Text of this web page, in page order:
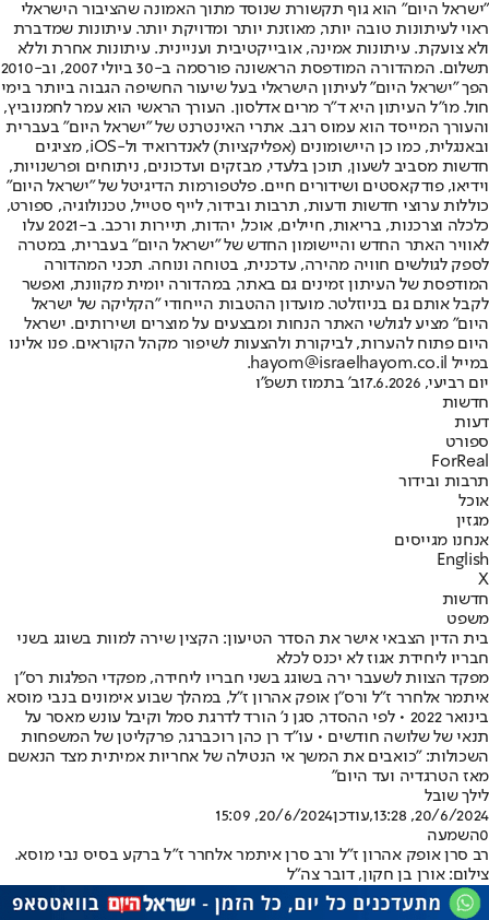
"ישראל היום" הוא גוף תקשורת שנוסד מתוך האמונה שהציבור הישראלי
ראוי לעיתונות טובה יותר, מאוזנת יותר ומדויקת יותר. עיתונות שמדברת
ולא צועקת. עיתונות אמינה, אובייקטיבית ועניינית. עיתונות אחרת וללא
תשלום. המהדורה המודפסת הראשונה פורסמה ב-30 ביולי 2007, וב-2010
הפך "ישראל היום" לעיתון הישראלי בעל שיעור החשיפה הגבוה ביותר בימי
חול. מו"ל העיתון היא ד"ר מרים אדלסון. העורך הראשי הוא עמר לחמנוביץ,
והעורך המייסד הוא עמוס רגב. אתרי האינטרנט של "ישראל היום" בעברית
ובאנגלית, כמו כן היישומונים (אפליקציות) לאנדרואיד ול-iOS, מציגים
חדשות מסביב לשעון, תוכן בלעדי, מבזקים ועדכונים, ניתוחים ופרשנויות,
וידיאו, פודקאסטים ושידורים חיים. פלטפורמות הדיגיטל של "ישראל היום"
כוללות ערוצי חדשות ודעות, תרבות ובידור, לייף סטייל, טכנולוגיה, ספורט,
כלכלה וצרכנות, בריאות, חיילים, אוכל, יהדות, תיירות ורכב. ב-2021 עלו
לאוויר האתר החדש והיישומון החדש של "ישראל היום" בעברית, במטרה
לספק לגולשים חוויה מהירה, עדכנית, בטוחה ונוחה. תכני המהדורה
המודפסת של העיתון זמינים גם באתר, במהדורה יומית מקוונת, ואפשר
לקבל אותם גם בניוזלטר. מועדון ההטבות הייחודי "הקליקה של ישראל
היום" מציע לגולשי האתר הנחות ומבצעים על מוצרים ושירותים. ישראל
היום פתוח להערות, לביקורת ולהצעות לשיפור מקהל הקוראים. פנו אלינו
במייל hayom@israelhayom.co.il.
יום רביעי, 17.6.2026
ב' בתמוז תשפ"ו
חדשות
דעות
ספורט
ForReal
תרבות ובידור
אוכל
מגזין
אנחנו מגייסים
English
X
חדשות
משפט
בית הדין הצבאי אישר את הסדר הטיעון: הקצין שירה למוות בשוגג בשני
חבריו ליחידת אגוז לא יכנס לכלא
מפקד הצוות לשעבר ירה בשוגג בשני חבריו ליחידה, מפקדי הפלגות רס״ן
איתמר אלחרר ז״ל ורס״ן אופק אהרון ז״ל, במהלך שבוע אימונים בנבי מוסא
בינואר 2022 • לפי ההסדר, סגן נ' הורד לדרגת סמל וקיבל עונש מאסר על
תנאי של שלושה חודשים • עו״ד רן כהן רוכברגר, פרקליטן של המשפחות
השכולות: "כואבים את המשך אי הנטילה של אחריות אמיתית מצד הנאשם
מאז הטרגדיה ועד היום"
לילך שובל
20/6/2024, 13:28
,עודכן20/6/2024, 15:09
0השמעה
רב סרן אופק אהרון ז"ל ורב סרן איתמר אלחרר ז"ל ברקע בסיס נבי מוסא.
צילום: אורן בן חקון, דובר צה"ל